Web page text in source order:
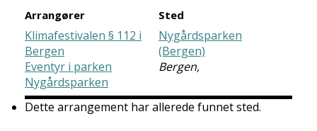
Sted
Nygårdsparken
(Bergen)
Bergen,
Arrangører
Klimafestivalen § 112 i
Bergen
Eventyr i parken
Nygårdsparken
Dette arrangement har allerede funnet sted.